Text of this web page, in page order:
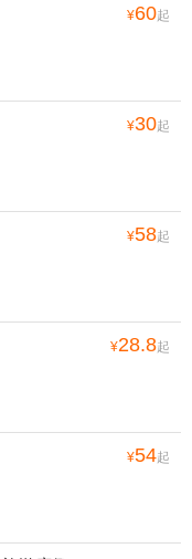
¥60起
¥30起
¥58起
¥28.8起
¥54起